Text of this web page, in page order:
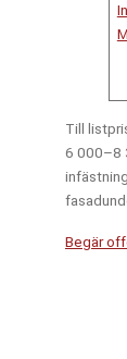
Till
6 000–8
Begär